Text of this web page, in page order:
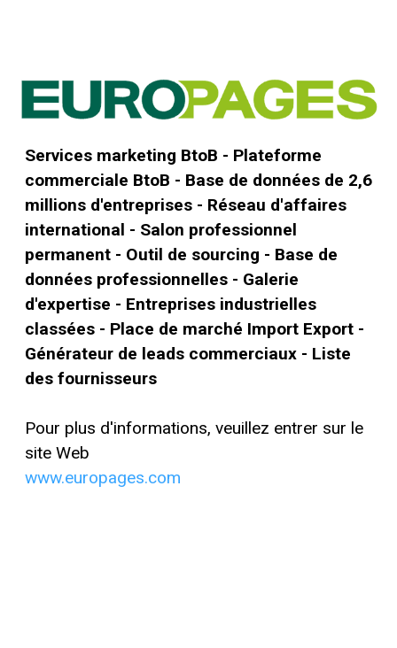
Services marketing BtoB - Plateforme
commerciale BtoB - Base de données de 2,6
millions d'entreprises - Réseau d'affaires
international - Salon professionnel
permanent - Outil de sourcing - Base de
données professionnelles - Galerie
d'expertise - Entreprises industrielles
classées - Place de marché Import Export -
Générateur de leads commerciaux - Liste
des fournisseurs
Pour plus d'informations, veuillez entrer sur le
site Web
www.europages.com